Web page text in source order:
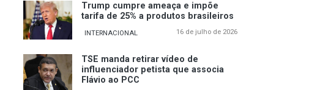
Trump cumpre ameaça e impõe
tarifa de 25% a produtos brasileiros
INTERNACIONAL 16 de julho de 2026
TSE manda retirar vídeo de
influenciador petista que associa
Flávio ao PCC